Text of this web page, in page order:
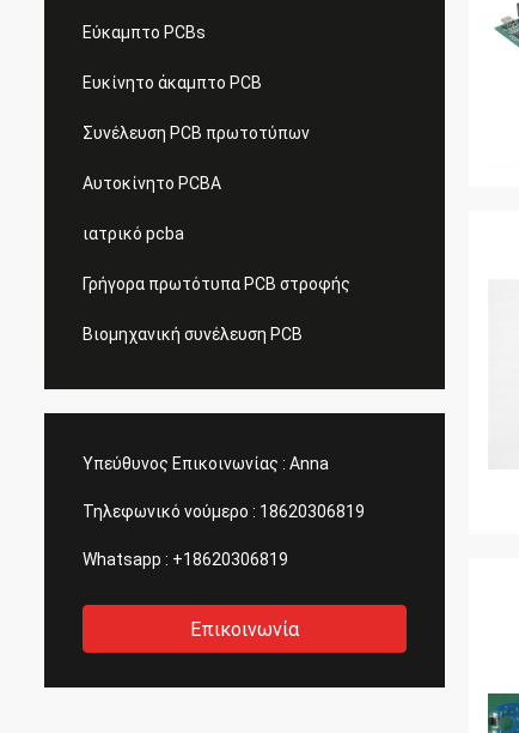
Εύκαμπτο PCBs
Ευκίνητο άκαμπτο PCB
Συνέλευση PCB πρωτοτύπων
Αυτοκίνητο PCBA
ιατρικό pcba
Γρήγορα πρωτότυπα PCB στροφής
Βιομηχανική συνέλευση PCB
Υπεύθυνος Επικοινωνίας : Anna
Τηλεφωνικό νούμερο : 18620306819
Whatsapp : +18620306819
Επικοινωνία